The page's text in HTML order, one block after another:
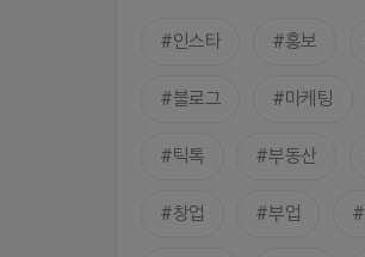
인스타 홍보
블로그 마케팅
틱톡 부동산
창업 부업